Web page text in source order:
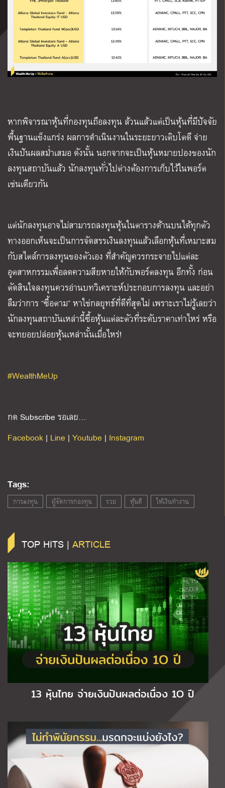
หากพิจารณาหุ้นที่กองทุนถือลงทุน ล้วนแล้วแต่เป็นหุ้นที่มีปัจจัย
พื้นฐานแข็งแกร่ง ผลการดำเนินงานในระยะยาวเติบโตดี จ่าย
เงินปันผลสม่ำเสมอ ดังนั้น นอกจากจะเป็นหุ้นหมายปองของนัก
ลงทุนสถาบันแล้ว นักลงทุนทั่วไปต่างต้องการเก็บไว้ในพอร์ต
เช่นเดียวกัน
แต่นักลงทุนอาจไม่สามารถลงทุนหุ้นในตารางด้านบนได้ทุกตัว
ทางออกเห็นจะเป็นการจัดสรรเงินลงทุนแล้วเลือกหุ้นที่เหมาะสม
กับสไตล์การลงทุนของตัวเอง ที่สำคัญควรกระจายไปแต่ละ
อุตสาหกรรมเพื่อลดความสียหายให้กับพอร์ตลงทุน อีกทั้ง ก่อน
ตัดสินใจลงทุนควรอ่านบทวิเคราะห์ประกอบการลงทุน และอย่า
ลืมว่าการ “ซื้อตาม” หาใช่กลยุทธ์ที่ดีที่สุดไม่ เพราะเราไม่รู้เลยว่า
นักลงทุนสถาบันเหล่านี้ซื้อหุ้นแต่ละตัวที่ระดับราคาเท่าไหร่ หรือ
จะทยอยปล่อยหุ้นเหล่านั้นเมื่อไหร่!
#WealthMeUp
กด Subscribe รอเลย…
Facebook | Line | Youtube | Instagram
Tags:
การลงทุน ผู้จัดการกองทุน รวย หุ้นดี ให้เงินทำงาน
TOP HITS | ARTICLE
13 หุ้นไทย จ่ายเงินปันผลต่อเนื่อง 1O ปี